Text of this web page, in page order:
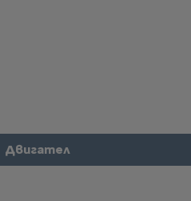
Двигател